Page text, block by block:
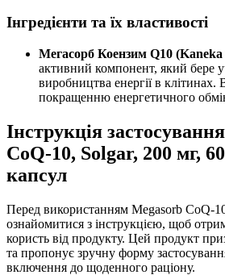
Інгредієнти та їх властивості
Мегасорб Коензим Q10 (Kaneka
активний компонент, який бере
виробництва енергії в
покращенню енергетичного
Інструкція
CoQ-10, Solgar, 200 мг,
капсул
Перед використанням Megasorb CoQ-
ознайомитися з інструкцією, щоб
користь від продукту. Цей продукт
та пропонує зручну форму
включення до щоденного раціону.